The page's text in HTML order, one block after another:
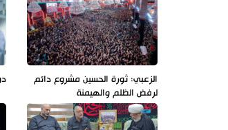
الزعبي: ثورة الحسين مشروع دائم
لرفض الظلم والهيمنة